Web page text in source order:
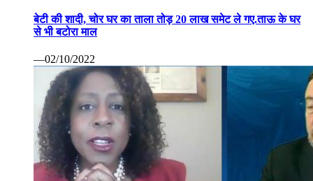
बेटी की शादी, चोर घर का ताला तोड़ 20 लाख समेट ले गए.ताऊ के घर
से भी बटोरा माल
—02/10/2022